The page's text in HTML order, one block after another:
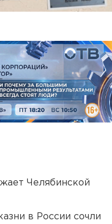
Челябинской
в России сочли